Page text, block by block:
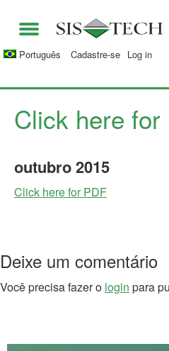
Português Cadastre-se Log in
SOLUÇÕES
APLICAÇÕES
OPORTUNIDADES
CONTATO
UNIVERSIDADE SIS-TECH
ICE-MANAGER™
SIL SOLVER® ENTERPRISE V2.6
PUBLICAÇÕES
Click here for
outubro2015
Click here for PDF
Deixe um comentário
Você precisa fazer o login para